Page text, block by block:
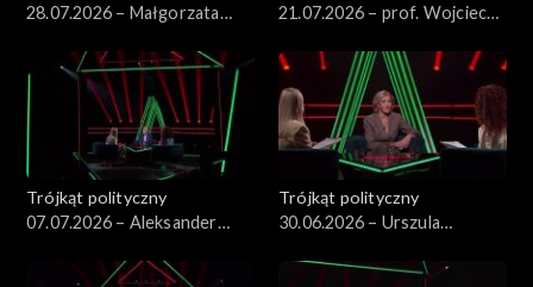
28.07.2026 – Małgorzata
21.07.2026 – prof. Wojciech
Trójkąt polityczny
07.07.2026 – Aleksander
Trójkąt polityczny
30.06.2026 – Urszula